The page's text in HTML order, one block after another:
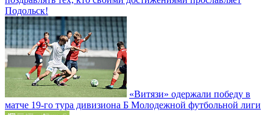
Подольск!
«Витязи» одержали победу в
матче 19-го тура дивизиона Б Молодежной футбольной лиги